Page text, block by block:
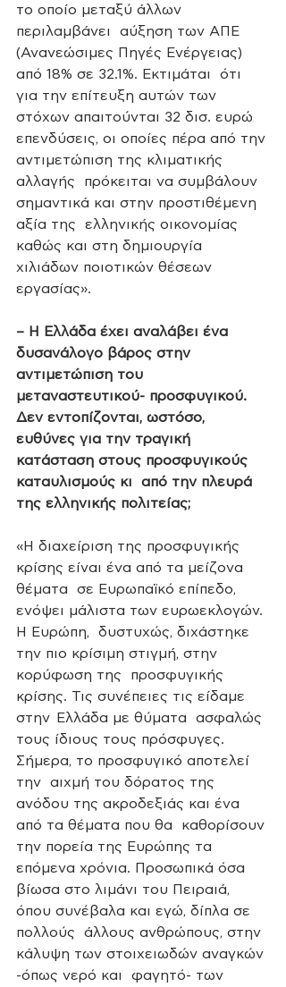
το οποίο μεταξύ άλλων
περιλαμβάνει  αύξηση των ΑΠΕ
(Ανανεώσιμες Πηγές Ενέργειας)
από 18% σε 32.1%. Εκτιμάται  ότι
για την επίτευξη αυτών των
στόχων απαιτούνται 32 δισ. ευρώ
επενδύσεις, οι οποίες πέρα από την
αντιμετώπιση της κλιματικής
αλλαγής  πρόκειται να συμβάλουν
σημαντικά και στην προστιθέμενη
αξία της  ελληνικής οικονομίας
καθώς και στη δημιουργία
χιλιάδων ποιοτικών θέσεων
εργασίας».
– Η Ελλάδα έχει αναλάβει ένα
δυσανάλογο βάρος στην
αντιμετώπιση του
μεταναστευτικού- προσφυγικού.
Δεν εντοπίζoνται, ωστόσο,
ευθύνες για την τραγική
κατάσταση στους προσφυγικούς
καταυλισμούς κι  από την πλευρά
της ελληνικής πολιτείας;
«Η διαχείριση της προσφυγικής
κρίσης είναι ένα από τα μείζονα
θέματα  σε Ευρωπαϊκό επίπεδο,
ενόψει μάλιστα των ευρωεκλογών.
Η Ευρώπη,  δυστυχώς, διχάστηκε
την πιο κρίσιμη στιγμή, στην
κορύφωση της  προσφυγικής
κρίσης. Τις συνέπειες τις είδαμε
στην  Ελλάδα με θύματα  ασφαλώς
τους ίδιους τους πρόσφυγες.
Σήμερα, το προσφυγικό αποτελεί
την  αιχμή του δόρατος της
ανόδου της ακροδεξιάς και ένα
από τα θέματα που θα  καθορίσουν
την πορεία της Ευρώπης τα
επόμενα χρόνια. Προσωπικά όσα
βίωσα στο λιμάνι του Πειραιά,
όπου συνέβαλα και εγώ, δίπλα σε
πολλούς  άλλους ανθρώπους, στην
κάλυψη των στοιχειωδών αναγκών
-όπως νερό και  φαγητό- των